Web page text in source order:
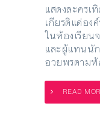
แสดงละครเ
เกียรติแด่อง
ในห้องเรีย
และผู้แทนนั
อวยพรตามห้
READ